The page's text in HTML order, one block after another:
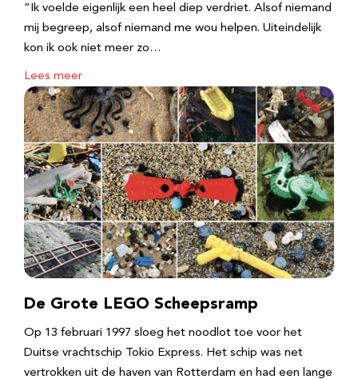
“Ik voelde eigenlijk een heel diep verdriet. Alsof niemand
mij begreep, alsof niemand me wou helpen. Uiteindelijk
kon ik ook niet meer zo…
Lees meer
De Grote LEGO Scheepsramp
Op 13 februari 1997 sloeg het noodlot toe voor het
Duitse vrachtschip Tokio Express. Het schip was net
vertrokken uit de haven van Rotterdam en had een lange